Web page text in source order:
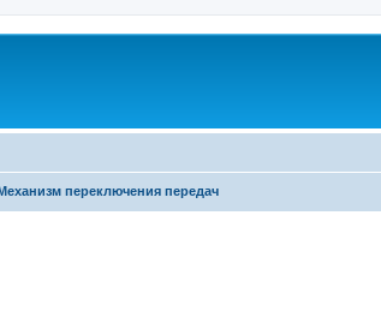
переключения передач